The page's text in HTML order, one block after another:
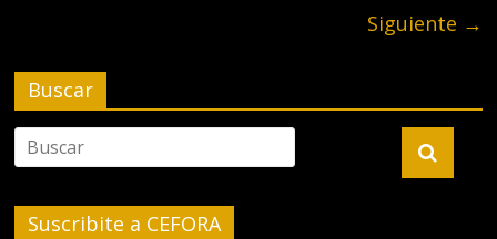
Siguiente →
Buscar
Suscribite a CEFORA